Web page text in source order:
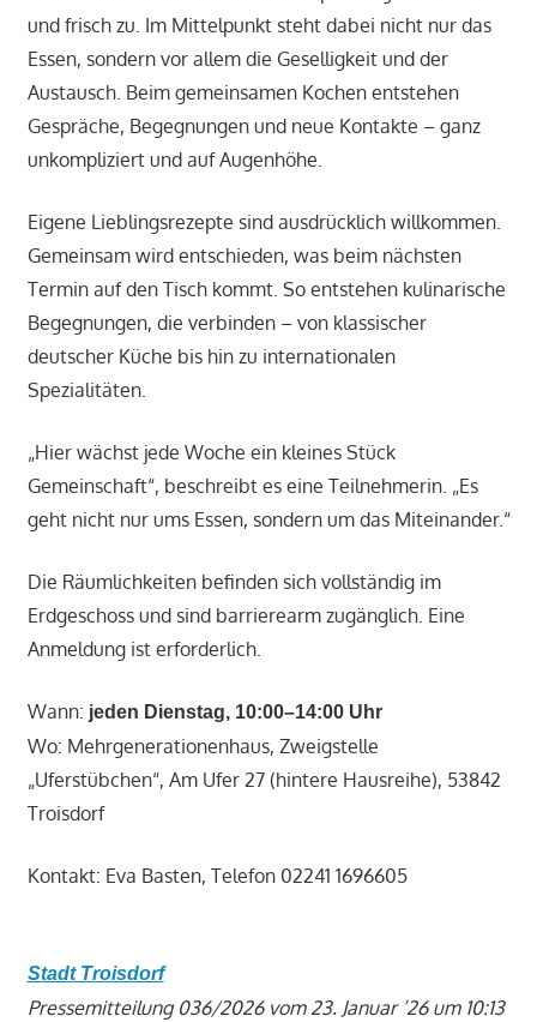
und frisch zu. Im Mittelpunkt steht dabei nicht nur das
Essen, sondern vor allem die Geselligkeit und der
Austausch. Beim gemeinsamen Kochen entstehen
Gespräche, Begegnungen und neue Kontakte – ganz
unkompliziert und auf Augenhöhe.
Eigene Lieblingsrezepte sind ausdrücklich willkommen.
Gemeinsam wird entschieden, was beim nächsten
Termin auf den Tisch kommt. So entstehen kulinarische
Begegnungen, die verbinden – von klassischer
deutscher Küche bis hin zu internationalen
Spezialitäten.
„Hier wächst jede Woche ein kleines Stück
Gemeinschaft“, beschreibt es eine Teilnehmerin. „Es
geht nicht nur ums Essen, sondern um das Miteinander.“
Die Räumlichkeiten befinden sich vollständig im
Erdgeschoss und sind barrierearm zugänglich. Eine
Anmeldung ist erforderlich.
Wann: jeden Dienstag, 10:00–14:00 Uhr
Wo: Mehrgenerationenhaus, Zweigstelle
„Uferstübchen“, Am Ufer 27 (hintere Hausreihe), 53842
Troisdorf
Kontakt: Eva Basten, Telefon 02241 1696605
Stadt Troisdorf
Pressemitteilung 036/2026 vom 23. Januar ’26 um 10:13